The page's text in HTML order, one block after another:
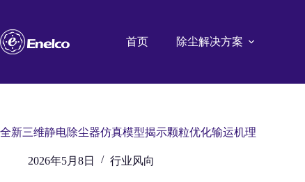
内
容
首页 除尘解决方案
全新三维静电除尘器仿真模型揭示颗粒优化输运机理
2026年5月8日 行业风向